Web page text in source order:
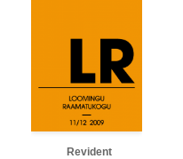
Revident